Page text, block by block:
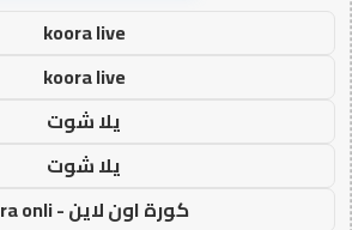
koora live
koora live
يلا شوت
يلا شوت
كورة اون لاين - kora onli